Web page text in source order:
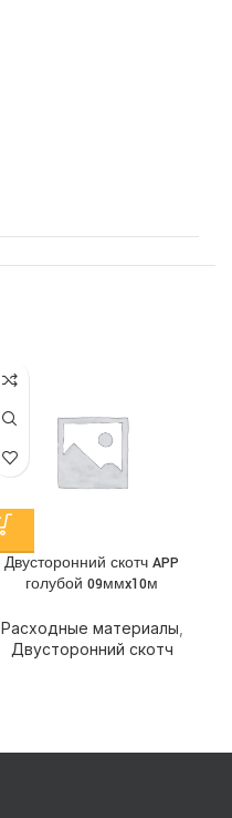
Двусторонний скотч APP
голубой 09ммx10м
Расходные материалы
Двусторонний скотч